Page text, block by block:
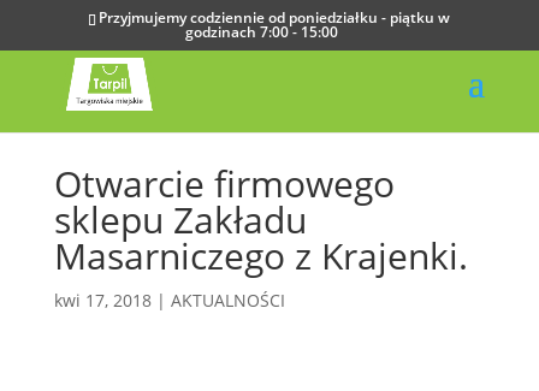
Przyjmujemy codziennie od poniedziałku - piątku w
godzinach 7:00 - 15:00
Otwarcie firmowego
sklepu Zakładu
Masarniczego z Krajenki.
kwi 17, 2018| AKTUALNOŚCI